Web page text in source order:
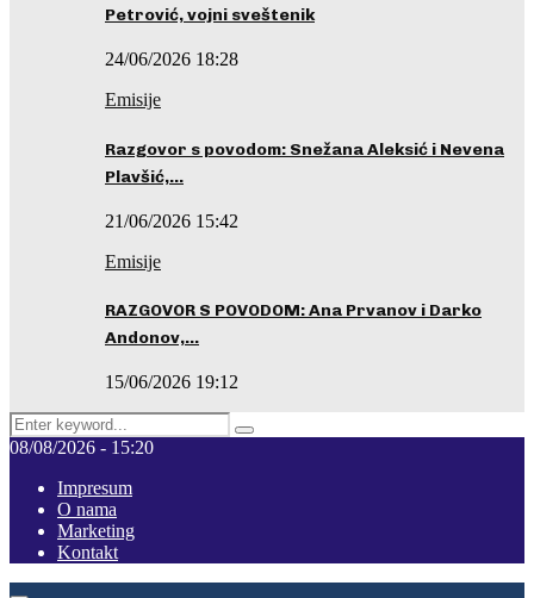
Petrović, vojni sveštenik
24/06/2026 18:28
Emisije
Razgovor s povodom: Snežana Aleksić i Nevena
Plavšić,…
21/06/2026 15:42
Emisije
RAZGOVOR S POVODOM: Ana Prvanov i Darko
Andonov,…
15/06/2026 19:12
Search
for:
Pretraga
08/08/2026 - 15:20
Impresum
O nama
Marketing
Kontakt
Facebook
Instagram
Youtube